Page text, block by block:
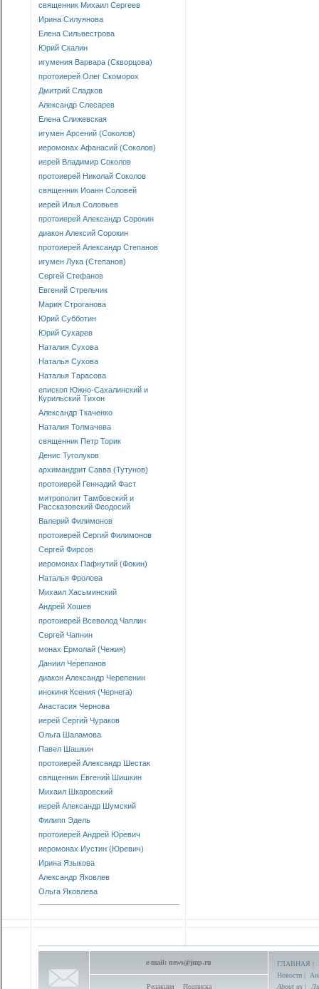
священник Михаил Сергеев
Ирина Силуянова
Елена Сильвестрова
Юрий Скалин
игумения Варвара (Скворцова)
протоиерей Олег Скоморох
Дмитрий Сладков
Александр Слесарев
Елена Слижевская
игумен Арсений (Соколов)
иеромонах Афанасий (Соколов)
иерей Владимир Соколов
протоиерей Николай Соколов
священник Иоанн Соловей
иерей Илья Соловьев
протоиерей Александр Сорокин
диакон Алексий Сорокин
протоиерей Александр Степанов
игумен Лука (Степанов)
Сергей Стефанов
Евгений Стрельчик
Мария Строганова
Юрий Субботин
Юрий Сухарев
Наталия Сухова
Наталья Сухова
Наталья Тарасова
епископ Южно-Сахалинский и
Курильский Тихон
Александр Ткаченко
Наталия Толмачева
священник Петр Торик
Денис Туголуков
архимандрит Савва (Тутунов)
протоиерей Геннадий Фаст
митрополит Тамбовский и
Рассказовский Феодосий
Валерий Филимонов
протоиерей Сергий Филимонов
Сергей Фирсов
иеромонах Пафнутий (Фокин)
Наталья Фролова
Михаил Хасьминский
Андрей Хошев
протоиерей Всеволод Чаплин
Сергей Чапнин
монах Ермолай (Чежия)
Даниил Черепанов
диакон Александр Черепенин
инокиня Ксения (Чернега)
Анастасия Чернова
иерей Сергий Чураков
Ольга Шаламова
Павел Шашкин
протоиерей Александр Шестак
священник Евгений Шишкин
Михаил Шкаровский
иерей Александр Шумский
Филипп Эдель
протоиерей Андрей Юревич
иеромонах Иустин (Юревич)
Ирина Языкова
Александр Яковлев
Ольга Яковлева
e-mail: news@jmp.ru
Редакция Подписка
ГЛАВНАЯ |
Новости |
About us |